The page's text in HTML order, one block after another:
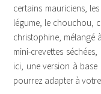
certains mauriciens,
légume, le chouchou,
christophine, mélangé
mini-crevettes
ici, une version à base
pourrez adapter à